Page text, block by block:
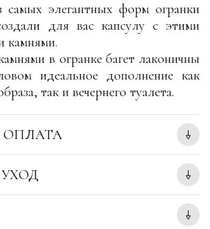
самых элегантных форм огранки
для вас капсулу с этими
камнями.
в огранке багет лаконичны
идеальное дополнение как
так и вечернего туалета.
ОПЛАТА